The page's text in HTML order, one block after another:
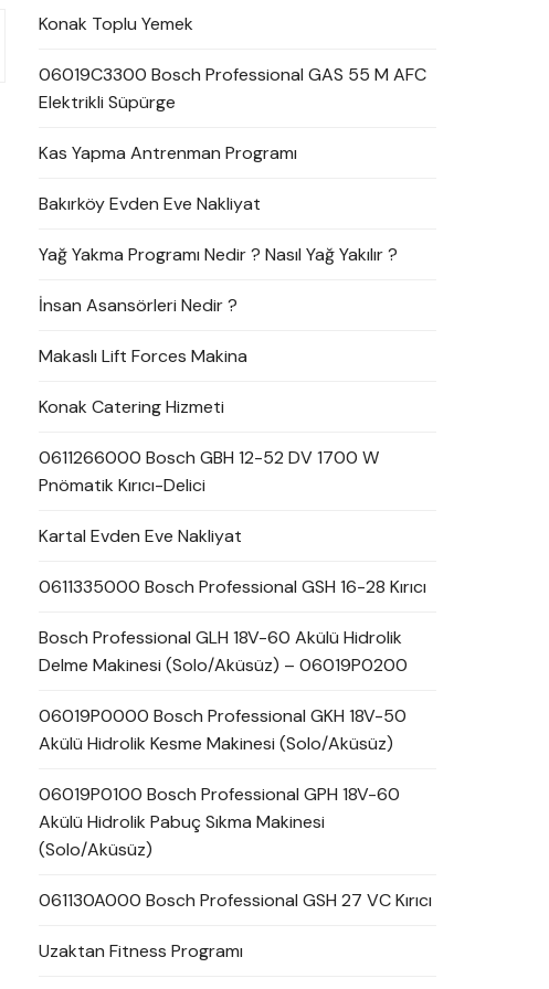
Konak Toplu Yemek
06019C3300 Bosch Professional GAS 55 M AFC
Elektrikli Süpürge
Kas Yapma Antrenman Programı
Bakırköy Evden Eve Nakliyat
Yağ Yakma Programı Nedir ? Nasıl Yağ Yakılır ?
İnsan Asansörleri Nedir ?
Makaslı Lift Forces Makina
Konak Catering Hizmeti
0611266000 Bosch GBH 12-52 DV 1700 W
Pnömatik Kırıcı-Delici
Kartal Evden Eve Nakliyat
0611335000 Bosch Professional GSH 16-28 Kırıcı
Bosch Professional GLH 18V-60 Akülü Hidrolik
Delme Makinesi (Solo/Aküsüz) – 06019P0200
06019P0000 Bosch Professional GKH 18V-50
Akülü Hidrolik Kesme Makinesi (Solo/Aküsüz)
06019P0100 Bosch Professional GPH 18V-60
Akülü Hidrolik Pabuç Sıkma Makinesi
(Solo/Aküsüz)
061130A000 Bosch Professional GSH 27 VC Kırıcı
Uzaktan Fitness Programı